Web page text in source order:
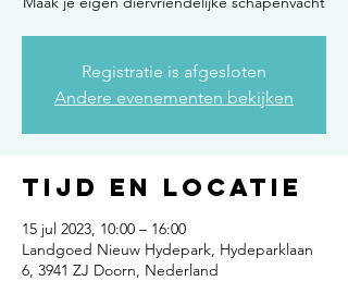
Registratie is afgesloten
Andere evenementen bekijken
Tijd en locatie
15 jul 2023, 10:00 – 16:00
Landgoed Nieuw Hydepark, Hydeparklaan
6, 3941 ZJ Doorn, Nederland